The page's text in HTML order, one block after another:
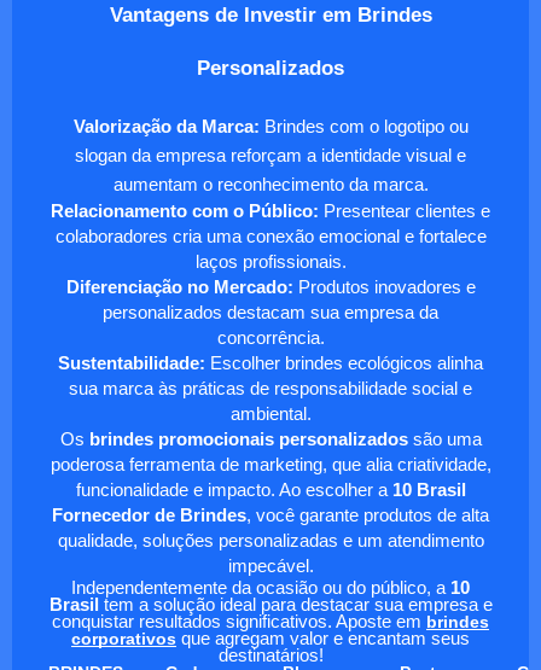
Vantagens de Investir em Brindes
Personalizados
Valorização da Marca: Brindes com o logotipo ou
slogan da empresa reforçam a identidade visual e
aumentam o reconhecimento da marca.
Relacionamento com o Público: Presentear clientes e
colaboradores cria uma conexão emocional e fortalece
laços profissionais.
Diferenciação no Mercado: Produtos inovadores e
personalizados destacam sua empresa da
concorrência.
Sustentabilidade: Escolher brindes ecológicos alinha
sua marca às práticas de responsabilidade social e
ambiental.
Os brindes promocionais personalizadossão uma
poderosa ferramenta de marketing, que alia criatividade,
funcionalidade e impacto. Ao escolher a 10 Brasil
Fornecedor de Brindes, você garante produtos de alta
qualidade, soluções personalizadas e um atendimento
impecável.
Independentemente da ocasião ou do público, a 10
Brasil tem a solução ideal para destacar sua empresa e
conquistar resultados significativos. Aposte em brindes
corporativos que agregam valor e encantam seus
destinatários!